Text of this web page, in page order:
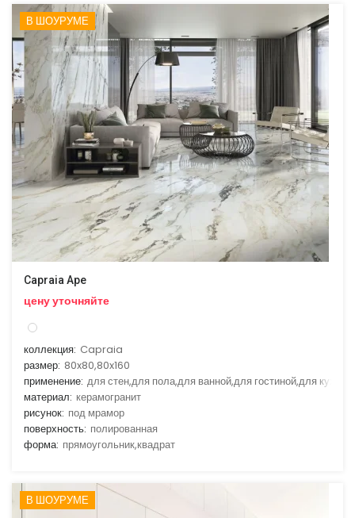
В ШОУРУМЕ
Capraia Ape
цену уточняйте
коллекция: Capraia
размер: 80x80,80x160
применение: для стен,для пола,для ванной,для гостиной,для кухни
материал: керамогранит
рисунок: под мрамор
поверхность: полированная
форма: прямоугольник,квадрат
В ШОУРУМЕ